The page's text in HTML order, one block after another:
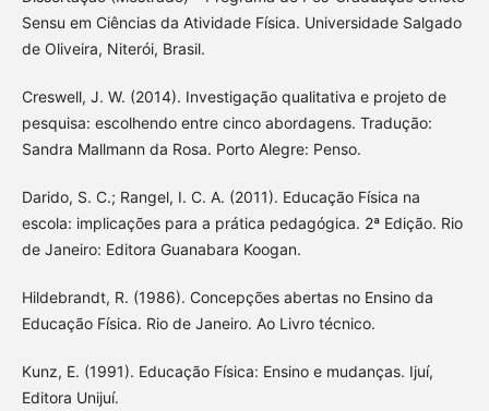
Sensu em Ciências da Atividade Física. Universidade Salgado
de Oliveira, Niterói, Brasil.
Creswell, J. W. (2014). Investigação qualitativa e projeto de
pesquisa: escolhendo entre cinco abordagens. Tradução:
Sandra Mallmann da Rosa. Porto Alegre: Penso.
Darido, S. C.; Rangel, I. C. A. (2011). Educação Física na
escola: implicações para a prática pedagógica. 2ª Edição. Rio
de Janeiro: Editora Guanabara Koogan.
Hildebrandt, R. (1986). Concepções abertas no Ensino da
Educação Física. Rio de Janeiro. Ao Livro técnico.
Kunz, E. (1991). Educação Física: Ensino e mudanças. Ijuí,
Editora Unijuí.